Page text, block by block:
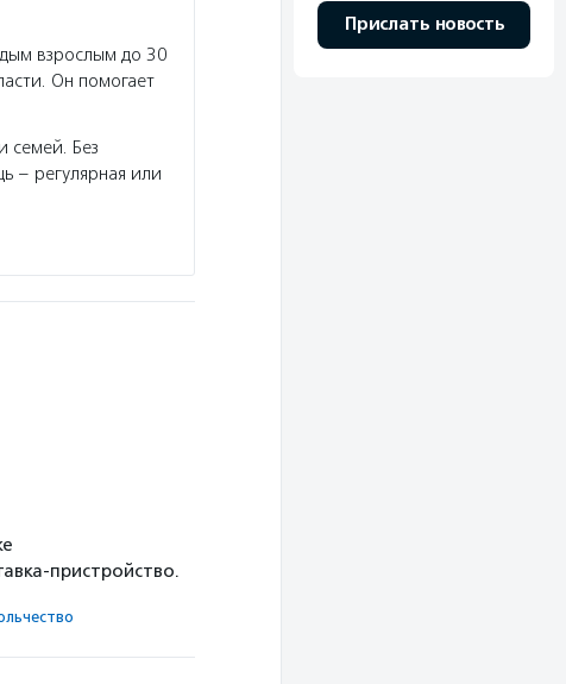
взрослым до 30
Он помогает
семей. Без
– регулярная или
пристройство.
Прислать новость